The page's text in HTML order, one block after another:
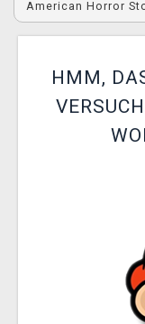
XZONE CLUB
American Horror
HMM,